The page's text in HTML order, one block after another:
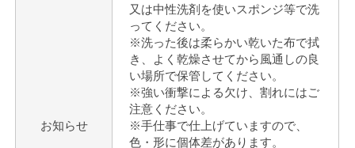
お知らせ
又は中性洗剤を使いスポンジ等で洗
ってください。
※洗った後は柔らかい乾いた布で拭
き、よく乾燥させてから風通しの良
い場所で保管してください。
※強い衝撃による欠け、割れにはご
注意ください。
※手仕事で仕上げていますので、
色・形に個体差があります。